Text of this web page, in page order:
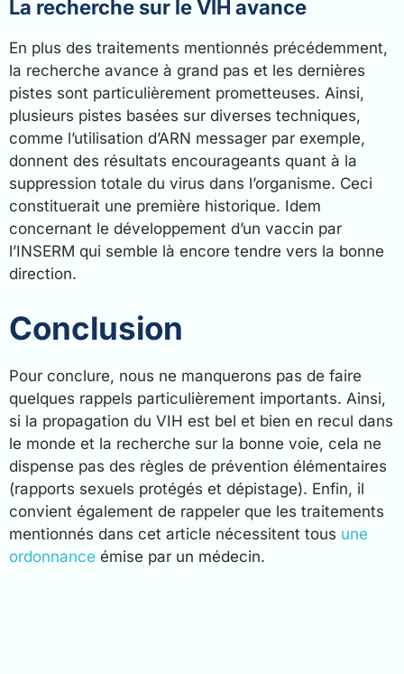
La recherche sur le VIH avance
En plus des traitements mentionnés précédemment,
la recherche avance à grand pas et les dernières
pistes sont particulièrement prometteuses. Ainsi,
plusieurs pistes basées sur diverses techniques,
comme l’utilisation d’ARN messager par exemple,
donnent des résultats encourageants quant à la
suppression totale du virus dans l’organisme. Ceci
constituerait une première historique. Idem
concernant le développement d’un vaccin par
l’INSERM qui semble là encore tendre vers la bonne
direction.
Conclusion
Pour conclure, nous ne manquerons pas de faire
quelques rappels particulièrement importants. Ainsi,
si la propagation du VIH est bel et bien en recul dans
le monde et la recherche sur la bonne voie, cela ne
dispense pas des règles de prévention élémentaires
(rapports sexuels protégés et dépistage). Enfin, il
convient également de rappeler que les traitements
mentionnés dans cet article nécessitent tous une
ordonnance émise par un médecin.